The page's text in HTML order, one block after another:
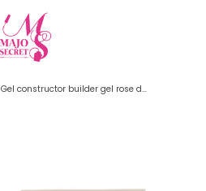
Gel constructor builder gel rose dans 18gr